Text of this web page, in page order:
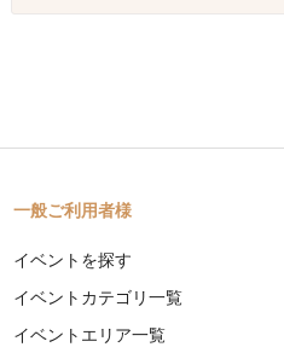
一般ご利用者様
イベントを探す
イベントカテゴリ一覧
イベントエリア一覧